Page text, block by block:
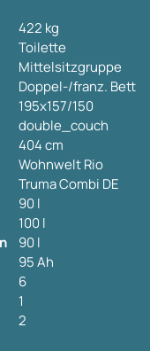
422 kg
Toilette
Mittelsitzgruppe
Doppel-/franz. Bett
195x157/150
double_couch
404 cm
Wohnwelt Rio
Truma Combi DE
90 l
100 l
90 l
95 Ah
6
1
2